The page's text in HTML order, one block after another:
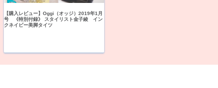
【購入レビュー】Oggi（オッジ）2019年1月
号 《特別付録》 スタイリスト金子綾 イン
クネイビー美脚タイツ